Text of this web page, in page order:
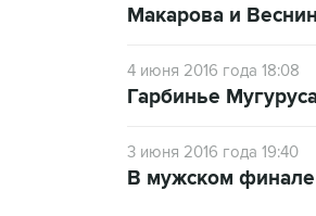
Макарова и
4 июня 2016 года 18:08
Гарбинье
3 июня 2016 года 19:40
В мужском финале